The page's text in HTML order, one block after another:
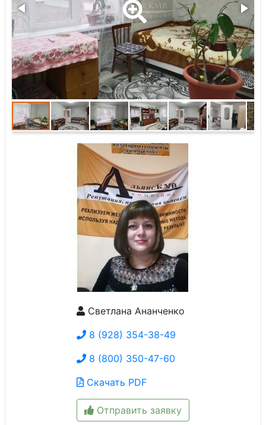
Светлана Ананченко
8 (928) 354-38-49
8 (800) 350-47-60
Скачать PDF
Отправить заявку